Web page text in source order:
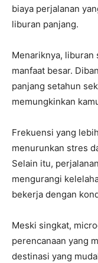
biaya perjalanan
liburan panjang.
Menariknya, liburan
manfaat besar.
panjang setahun
memungkinkan
Frekuensi yang
menurunkan stres
Selain itu,
mengurangi
bekerja dengan
Meski singkat,
perencanaan yang
destinasi yang